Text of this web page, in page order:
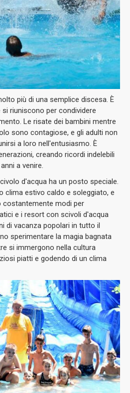
più di una semplice discesa. È
riuniscono per condividere
Le risate dei bambini mentre
sono contagiose, e gli adulti non
a loro nell'entusiasmo. È
creando ricordi indelebili
a venire.
d'acqua ha un posto speciale.
clima estivo caldo e soleggiato, e
costantemente modi per
e i resort con scivoli d'acqua
di vacanza popolari in tutto il
sperimentare la magia bagnata
si immergono nella cultura
piatti e godendo di un clima